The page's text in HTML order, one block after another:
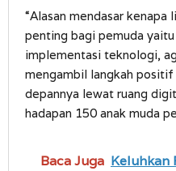
“Alasan mendasar
penting bagi pemuda
implementasi teknologi,
mengambil langkah positif
depannya lewat ruang
hadapan 150 anak muda
Baca Juga Keluhkan